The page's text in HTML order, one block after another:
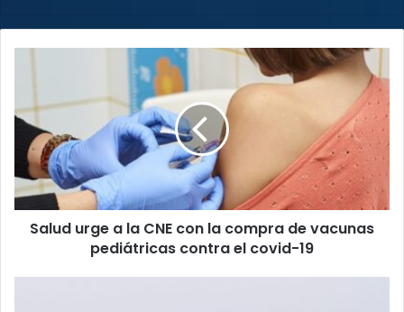
la
CNE
con
compra
de
vacunas
Salud urge a la CNE con la compra de vacunas
pediátricas contra el covid-19